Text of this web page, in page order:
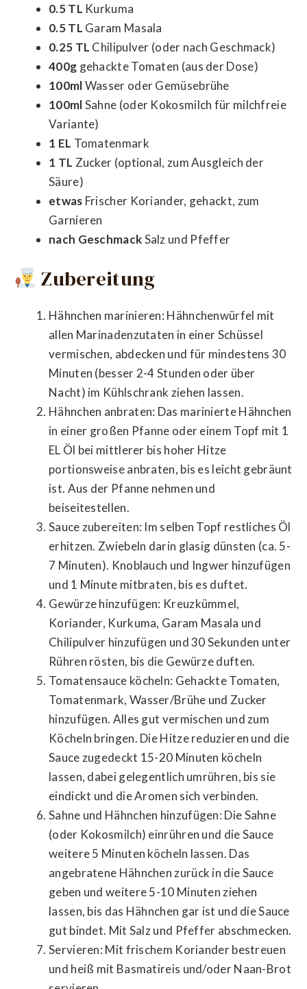
0.5 TL Kurkuma
0.5 TL Garam Masala
0.25 TL Chilipulver (oder nach Geschmack)
400g gehackte Tomaten (aus der Dose)
100mlWasser oder Gemüsebrühe
100mlSahne (oder Kokosmilch für milchfreie
Variante)
1 EL Tomatenmark
1 TL Zucker (optional, zum Ausgleich der
Säure)
etwas Frischer Koriander, gehackt, zum
Garnieren
nach GeschmackSalz und Pfeffer
Zubereitung
Hähnchen marinieren: Hähnchenwürfel mit
allen Marinadenzutaten in einer Schüssel
vermischen, abdecken und für mindestens 30
Minuten (besser 2-4 Stunden oder über
Nacht) im Kühlschrank ziehen lassen.
Hähnchen anbraten: Das marinierte Hähnchen
in einer großen Pfanne oder einem Topf mit 1
EL Öl bei mittlerer bis hoher Hitze
portionsweise anbraten, bis es leicht gebräunt
ist. Aus der Pfanne nehmen und
beiseitestellen.
Sauce zubereiten: Im selben Topf restliches Öl
erhitzen. Zwiebeln darin glasig dünsten (ca. 5-
7 Minuten). Knoblauch und Ingwer hinzufügen
und 1 Minute mitbraten, bis es duftet.
Gewürze hinzufügen: Kreuzkümmel,
Koriander, Kurkuma, Garam Masala und
Chilipulver hinzufügen und 30 Sekunden unter
Rühren rösten, bis die Gewürze duften.
Tomatensauce köcheln: Gehackte Tomaten,
Tomatenmark, Wasser/Brühe und Zucker
hinzufügen. Alles gut vermischen und zum
Köcheln bringen. Die Hitze reduzieren und die
Sauce zugedeckt 15-20 Minuten köcheln
lassen, dabei gelegentlich umrühren, bis sie
eindickt und die Aromen sich verbinden.
Sahne und Hähnchen hinzufügen: Die Sahne
(oder Kokosmilch) einrühren und die Sauce
weitere 5 Minuten köcheln lassen. Das
angebratene Hähnchen zurück in die Sauce
geben und weitere 5-10 Minuten ziehen
lassen, bis das Hähnchen gar ist und die Sauce
gut bindet. Mit Salz und Pfeffer abschmecken.
Servieren: Mit frischem Koriander bestreuen
und heiß mit Basmatireis und/oder Naan-Brot